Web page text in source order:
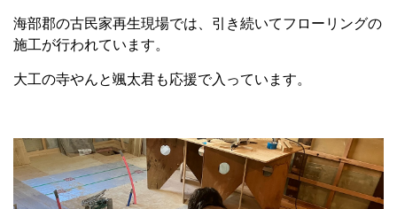
海部郡の古民家再生現場では、引き続いてフローリングの
施工が行われています。
大工の寺やんと颯太君も応援で入っています。